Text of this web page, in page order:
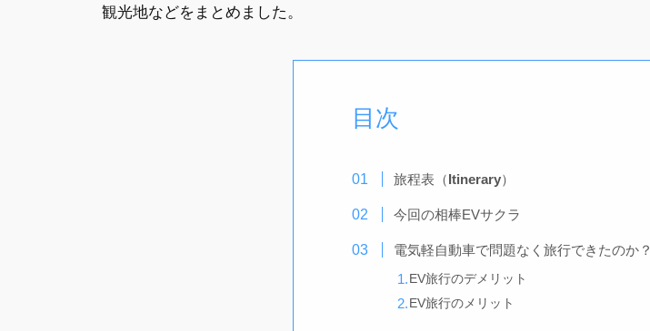
観光地などをまとめました。
目次
旅程表（Itinerary）
今回の相棒EVサクラ
電気軽自動車で問題なく旅行できたのか？
EV旅行のデメリット
EV旅行のメリット